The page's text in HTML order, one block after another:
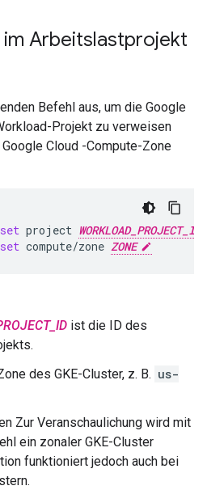
Arbeitslastprojekt
Befehl aus, um die Google
Projekt zu verweisen
Cloud -Compute-Zone
set project WORKLOAD_PROJECT_ID
set compute/zone ZONE
ist die ID des
des GKE-Cluster, z. B. us-
Zur Veranschaulichung wird mit
ein zonaler GKE-Cluster
funktioniert jedoch auch bei